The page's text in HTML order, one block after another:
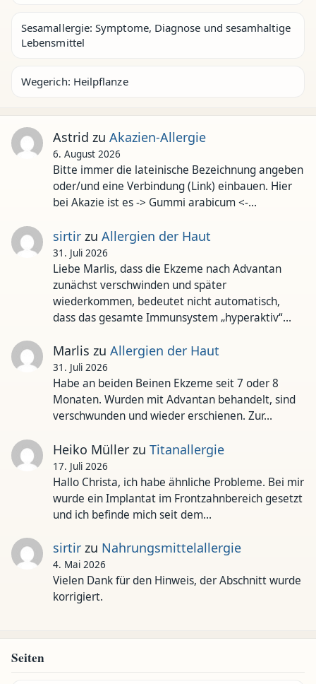
Sesamallergie: Symptome, Diagnose und sesamhaltige
Lebensmittel
Wegerich: Heilpflanze
Astrid zu Akazien-Allergie
6. August 2026
Bitte immer die lateinische Bezeichnung angeben
oder/und eine Verbindung (Link) einbauen. Hier
bei Akazie ist es -> Gummi arabicum <-…
sirtirzu Allergien der Haut
31. Juli 2026
Liebe Marlis, dass die Ekzeme nach Advantan
zunächst verschwinden und später
wiederkommen, bedeutet nicht automatisch,
dass das gesamte Immunsystem „hyperaktiv“…
Marlis zu Allergien der Haut
31. Juli 2026
Habe an beiden Beinen Ekzeme seit 7 oder 8
Monaten. Wurden mit Advantan behandelt, sind
verschwunden und wieder erschienen. Zur…
Heiko Müllerzu Titanallergie
17. Juli 2026
Hallo Christa, ich habe ähnliche Probleme. Bei mir
wurde ein Implantat im Frontzahnbereich gesetzt
und ich befinde mich seit dem…
sirtirzu Nahrungsmittelallergie
4. Mai 2026
Vielen Dank für den Hinweis, der Abschnitt wurde
korrigiert.
Seiten